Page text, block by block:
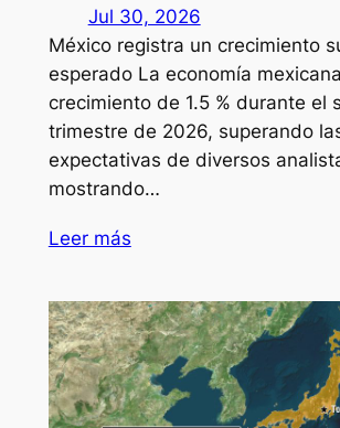
Jul 30, 2026
México registra un crecimiento
esperado La economía
crecimiento de 1.5 % durante el
trimestre de 2026, superando
expectativas de diversos
mostrando…
Leer más